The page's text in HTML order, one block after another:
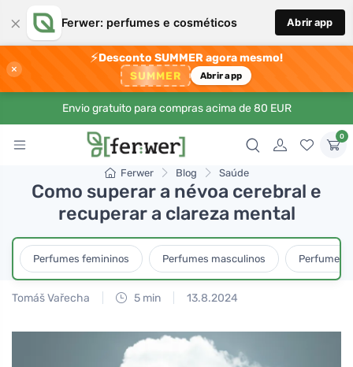
× Ferwer: perfumes e cosméticos Abrir app
×
⚡Desconto SUMMER agora mesmo!
SUMMER Abrir app
Envio gratuito para compras acima de 80 EUR
0
Ferwer Blog Saúde
Como superar a névoa cerebral e
recuperar a clareza mental
Perfumes femininos Perfumes masculinos Perfumes
Tomáš Vařecha 5 min 13.8.2024